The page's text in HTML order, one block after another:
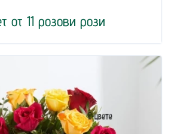
от 11 розови рози